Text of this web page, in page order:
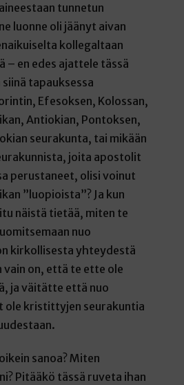
tunnetun
luonne oli jäänyt aivan
kollegaltaan
– en edes ajattele tässä
tapauksessa
Efesoksen, Kolossan,
Antiokian, Pontoksen,
seurakunta, tai mikään
joita apostolit
perustaneet, olisi voinut
”luopioista”? Ja kun
näistä tietää, miten te
nuo
kirkollisesta yhteydestä
vain on, että te ette ole
ja väitätte että nuo
ole kristittyjen seurakuntia
sanoa? Miten
Pitääkö tässä ruveta ihan